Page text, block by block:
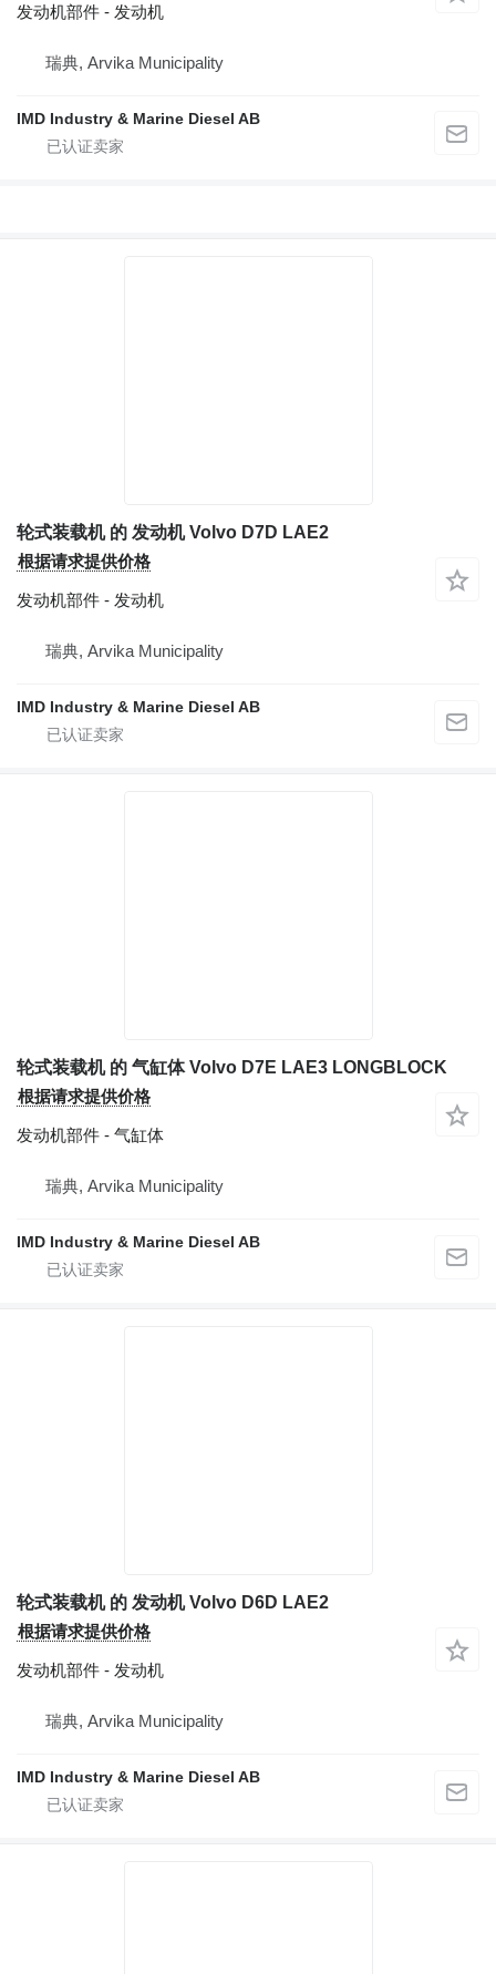
发动机部件 - 发动机
瑞典, Arvika Municipality
IMD Industry & Marine Diesel AB
轮式装载机 的 发动机 Volvo D7D LAE2
根据请求提供价格
发动机部件 - 发动机
瑞典, Arvika Municipality
IMD Industry & Marine Diesel AB
轮式装载机 的 气缸体 Volvo D7E LAE3 LONGBLOCK
根据请求提供价格
发动机部件 - 气缸体
瑞典, Arvika Municipality
IMD Industry & Marine Diesel AB
轮式装载机 的 发动机 Volvo D6D LAE2
根据请求提供价格
发动机部件 - 发动机
瑞典, Arvika Municipality
IMD Industry & Marine Diesel AB